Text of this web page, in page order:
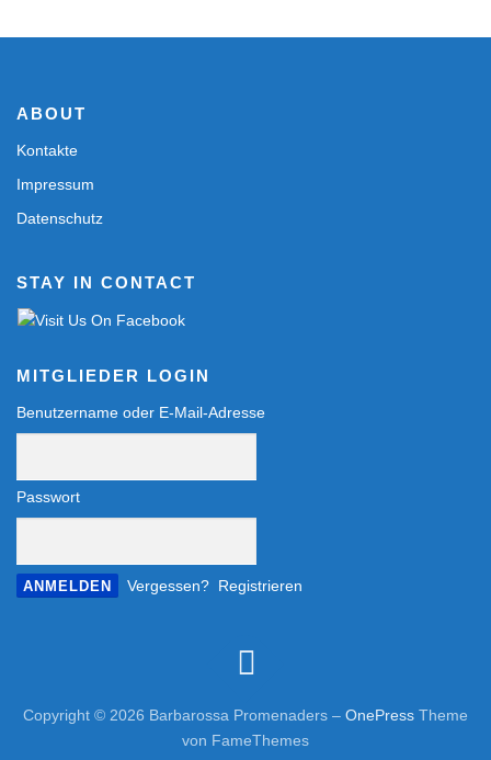
ABOUT
Kontakte
Impressum
Datenschutz
STAY IN CONTACT
MITGLIEDER LOGIN
Benutzername oder E-Mail-Adresse
Passwort
Vergessen? Registrieren
Copyright © 2026 Barbarossa Promenaders – OnePress Theme
von FameThemes